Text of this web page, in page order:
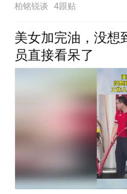
柏铭锐谈 4跟贴
美女加完油，没想
员直接看呆了